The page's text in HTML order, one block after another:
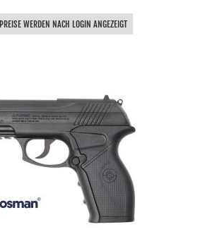
PREISE WERDEN NACH LOGIN ANGEZEIGT